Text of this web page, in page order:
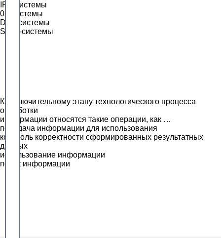
IPS-системы
05-системы
DLP-системы
SIEM-системы
К заключительному этапу технологического процесса
обработки
информации относятся такие операции, как …
передача информации для использования
контроль корректности сформированных результатных
данных
использование информации
поиск информации